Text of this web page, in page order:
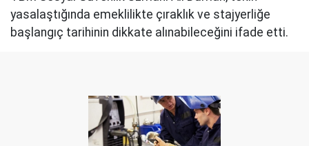
yasalaştığında emeklilikte çıraklık ve stajyerliğe
başlangıç tarihinin dikkate alınabileceğini ifade etti.